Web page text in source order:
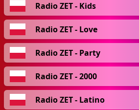
Radio ZET - Kids
Radio ZET - Love
Radio ZET - Party
Radio ZET - 2000
Radio ZET - Latino